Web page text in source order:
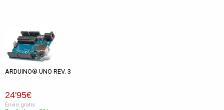
ARDUINO® UNO REV. 3
24'95€
Envío gratis